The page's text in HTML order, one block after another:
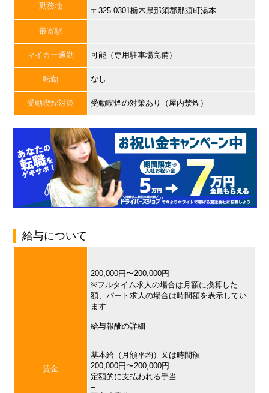
勤務地
〒325-0301栃木県那須郡那須町湯本
最寄駅
マイカー通勤 可能（専用駐車場完備）
転勤 なし
受動喫煙対策 受動喫煙の対策あり（屋内禁煙）
給与について
賃金
200,000円〜200,000円
※フルタイム求人の場合は月額に換算した
額、パート求人の場合は時間額を表示してい
ます
給与報酬の詳細
基本給（月額平均）又は時間額
200,000円〜200,000円
定額的に支払われる手当
–